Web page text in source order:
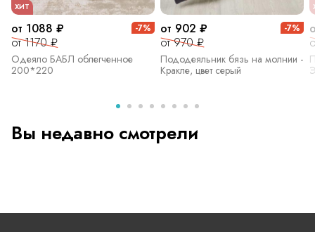
ХИТ
от 1088 ₽
от 1170 ₽
-7%
Одеяло БАБЛ облегченное
200*220
от 902 ₽
от 970 ₽
-7%
Пододеяльник бязь на молнии -
Кракле, цвет серый
Вы недавно смотрели